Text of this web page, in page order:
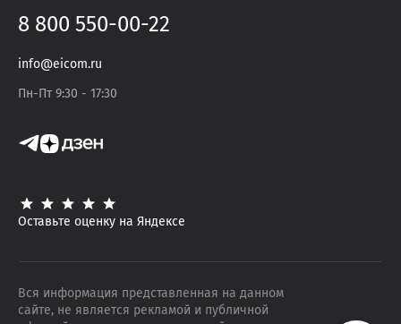
8 800 550-00-22
info@eicom.ru
Пн-Пт 9:30 - 17:30
Оставьте оценку на Яндексе
Вся информация представленная на данном
сайте, не является рекламой и публичной